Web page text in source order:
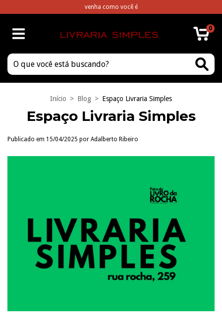
venha como você é
0
Início > Blog > Espaço Livraria Simples
Espaço Livraria Simples
Publicado em 15/04/2025 por Adalberto Ribeiro